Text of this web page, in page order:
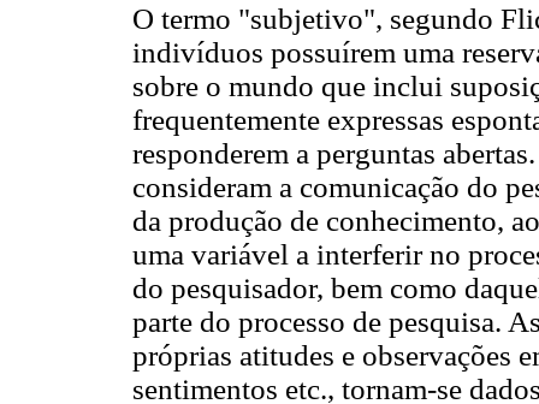
O termo "subjetivo", segundo
indivíduos possuírem uma
sobre o mundo que inclui
frequentemente expressas
responderem a perguntas
consideram a comunicação do
da produção de conhecimento,
uma variável a interferir no
do pesquisador, bem como
parte do processo de pesquisa.
próprias atitudes e observações
sentimentos etc., tornam-se